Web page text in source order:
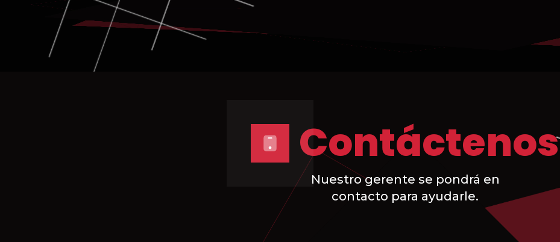
Contáctenos
Nuestro gerente se pondrá en
contacto para ayudarle.